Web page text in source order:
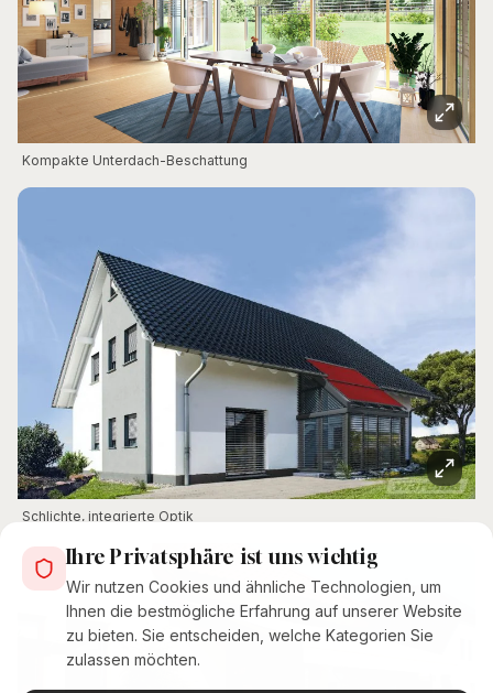
Kompakte Unterdach-Beschattung
Schlichte, integrierte Optik
Ihre Privatsphäre ist uns wichtig
Wir nutzen Cookies und ähnliche Technologien, um
Ihnen die bestmögliche Erfahrung auf unserer Website
zu bieten. Sie entscheiden, welche Kategorien Sie
zulassen möchten.